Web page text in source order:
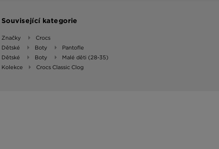
Související kategorie
Značky
Crocs
Dětské
Boty
Pantofle
Dětské
Boty
Malé děti (28-35)
Kolekce
Crocs Classic Clog